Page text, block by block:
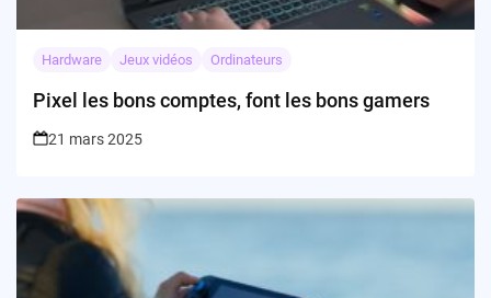
Hardware Jeux vidéos Ordinateurs
Pixel les bons comptes, font les bons gamers
21 mars 2025